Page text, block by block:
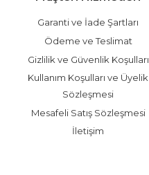
Garanti ve İade Şartları
Ödeme ve Teslimat
Gizlilik ve Güvenlik Koşulları
Kullanım Koşulları ve Üyelik
Sözleşmesi
Mesafeli Satış Sözleşmesi
İletişim